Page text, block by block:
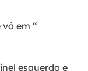
vá em “
esquerdo e